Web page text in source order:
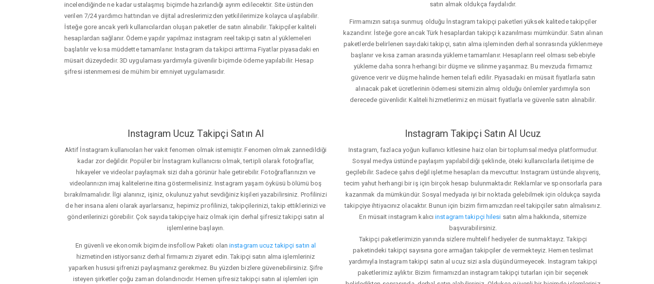
incelendiğinde ne kadar ustalaşmış biçimde hazırlandığı ayrım edilecektir. Site üstünden
verilen 7/24 yardımcı hattından ve dijital adreslerimizden yetkililerimize kolayca ulaşılabilir.
İsteğe gore ancak yerli kullanıcılardan oluşan paketler de satın alınabilir. Takipçiler kaliteli
hesaplardan sağlanır. Ödeme yapılır yapılmaz instagram reel takipçi satın al yüklemeleri
başlatılır ve kısa müddette tamamlanır. Instagram da takipci arttirma Fiyatlar piyasadaki en
müsait düzeydedir. 3D uygulaması yardımıyla güvenilir biçimde ödeme yapılabilir. Hesap
şifresi istenmemesi de mühim bir emniyet uygulamasıdır.
satın almak oldukça faydalıdır.
Firmamızın satışa sunmuş olduğu İnstagram takipçi paketleri yüksek kalitede takipçiler
kazandırır. İsteğe gore ancak Türk hesaplardan takipçi kazanılması mümkündür. Satın alınan
paketlerde belirlenen sayıdaki takipçi, satın alma işleminden derhal sonrasında yüklenmeye
başlanır ve kısa zaman arasında yükleme tamamlanır. Hesapların reel olması sebebiyle
yükleme daha sonra herhangi bir düşme ve silinme yaşanmaz. Bu mevzuda firmamız
güvence verir ve düşme halinde hemen telafi edilir. Piyasadaki en müsait fiyatlarla satın
alınacak paket ücretlerinin ödemesi sitemizin almış olduğu önlemler yardımıyla son
derecede güvenlidir. Kaliteli hizmetlerimiz en müsait fiyatlarla ve güvenle satın alınabilir.
Instagram Ucuz Takipçi Satın Al
Aktif İnstagram kullanıcıları her vakit fenomen olmak istemiştir. Fenomen olmak zannedildiği
kadar zor değildir. Popüler bir İnstagram kullanıcısı olmak, tertipli olarak fotoğraflar,
hikayeler ve videolar paylaşmak sizi daha görünür hale getirebilir. Fotoğraflarınızın ve
videolarınızın imaj kalitelerine itina göstermelisiniz. Instagram yaşam öyküsü bölümü boş
bırakılmamalıdır. İlgi alanınız, işiniz, okulunuz yahut sevdiğiniz kişileri yazabilirsiniz. Profilinizi
de her insana aleni olarak ayarlarsanız, hepimiz profilinizi, takipçilerinizi, takip ettiklerinizi ve
gönderilerinizi görebilir. Çok sayıda takipçiye haiz olmak için derhal şifresiz takipçi satın al
işlemlerine başlayın.
En güvenli ve ekonomik biçimde insfollow Paketi olaninstagram ucuz takipçi satın al
hizmetinden istiyorsanız derhal firmamızı ziyaret edin. Takipçi satın alma işlemleriniz
yaparken hususi şifrenizi paylaşmanız gerekmez. Bu yüzden bizlere güvenebilirsiniz. Şifre
isteyen şirketler çoğu zaman dolandırıcıdır. Hemen şifresiz takipçi satın al işlemleri için
Instagram Takipçi Satın Al Ucuz
Instagram, fazlaca yoğun kullanıcı kitlesine haiz olan bir toplumsal medya platformudur.
Sosyal medya üstünde paylaşım yapılabildiği şeklinde, öteki kullanıcılarla iletişime de
geçilebilir. Sadece şahıs değil işletme hesapları da mevcuttur. Instagram üstünde alışveriş,
tecim yahut herhangi bir iş için birçok hesap bulunmaktadır. Reklamlar ve sponsorlarla para
kazanmak da mümkündür. Sosyal medyada iyi bir noktada gelebilmek için oldukça sayıda
takipçiye ihtiyacınız olacaktır. Bunun için bizim firmamızdan reel takipçiler satın almalısınız.
En müsait instagram kalıcıinstagram takipçi hilesi satın alma hakkında, sitemize
başvurabilirsiniz.
Takipçi paketlerimizin yanında sizlere muhtelif hediyeler de sunmaktayız. Takipçi
paketindeki takipçi sayısına gore armağan takipçiler de vermekteyiz. Hemen teslimat
yardımıyla Instagram takipçi satın al ucuz sizi asla düşündürmeyecek. Instagram takipçi
paketlerimiz aylıktır. Bizim firmamızdan instagram takipçi tutarları için bir seçenek